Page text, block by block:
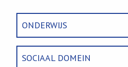
ONDERWIJS
SOCIAAL DOMEIN